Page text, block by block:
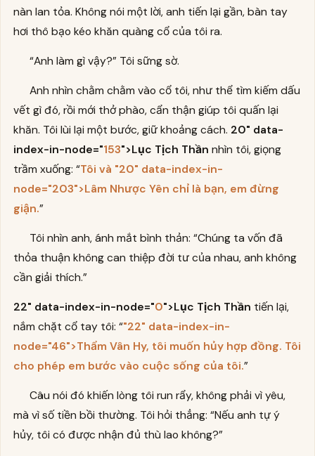
nàn lan tỏa. Không nói một lời, anh tiến lại gần, bàn tay
hơi thô bạo kéo khăn quàng cổ của tôi ra.
“Anh làm gì vậy?” Tôi sững sờ.
Anh nhìn chằm chằm vào cổ tôi, như thể tìm kiếm dấu
vết gì đó, rồi mới thở phào, cẩn thận giúp tôi quấn lại
khăn. Tôi lùi lại một bước, giữ khoảng cách. 20" data-
index-in-node="153">Lục Tịch Thần nhìn tôi, giọng
trầm xuống: “Tôi và "20" data-index-in-
node="203">Lâm Nhược Yên chỉ là bạn, em đừng
giận.”
Tôi nhìn anh, ánh mắt bình thản: “Chúng ta vốn đã
thỏa thuận không can thiệp đời tư của nhau, anh không
cần giải thích.”
22" data-index-in-node="0">Lục Tịch Thần tiến lại,
nắm chặt cổ tay tôi: “"22" data-index-in-
node="46">Thẩm Vân Hy, tôi muốn hủy hợp đồng. Tôi
cho phép em bước vào cuộc sống của tôi.”
Câu nói đó khiến lòng tôi run rẩy, không phải vì yêu,
mà vì số tiền bồi thường. Tôi hỏi thẳng: “Nếu anh tự ý
hủy, tôi có được nhận đủ thù lao không?”